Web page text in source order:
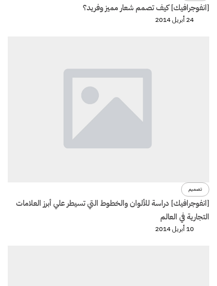
[انفوجرافيك] كيف تصمم شعار مميز وفريد؟
24 أبريل 2014
تصميم
[انفوجرافيك] دراسة للألوان والخطوط التي تسيطر علي أبرز العلامات
التجارية في العالم
10 أبريل 2014